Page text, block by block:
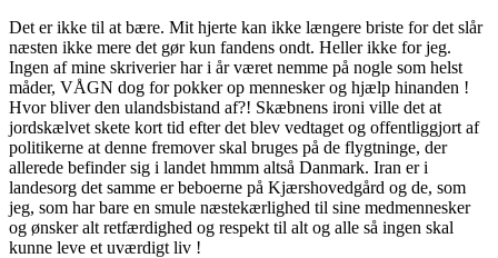
Det er ikke til at bære. Mit hjerte kan ikke længere briste for det slår
næsten ikke mere det gør kun fandens ondt. Heller ikke for jeg.
Ingen af mine skriverier har i år været nemme på nogle som helst
måder, VÅGN dog for pokker op mennesker og hjælp hinanden !
Hvor bliver den ulandsbistand af?! Skæbnens ironi ville det at
jordskælvet skete kort tid efter det blev vedtaget og offentliggjort af
politikerne at denne fremover skal bruges på de flygtninge, der
allerede befinder sig i landet hmmm altså Danmark. Iran er i
landesorg det samme er beboerne på Kjærshovedgård og de, som
jeg, som har bare en smule næstekærlighed til sine medmennesker
og ønsker alt retfærdighed og respekt til alt og alle så ingen skal
kunne leve et uværdigt liv !